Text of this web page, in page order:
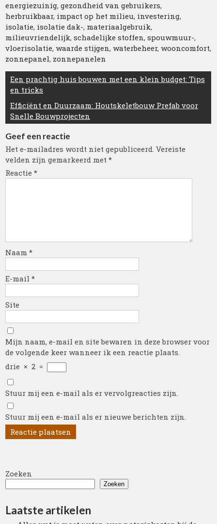
energiezuinig,gezondheid van gebruikers,
herbruikbaar, impact op het milieu, investering,
isolatie, isolatie dak-, materiaalgebruik,
milieuvriendelijk,schadelijke stoffen,spouwmuur-,
vloerisolatie,waarde stijgen,waterbeheer,wooncomfort,
zonnepanel, zonnepanelen
Berichtnavigatie
Een prachtig huis bouwen met een klein budget: Tips
en tricks
Efficiënt en Duurzaam: Houtskeletbouw Prefab voor
Snelle Bouwprojecten
Geef een reactie
Het e-mailadres wordt niet gepubliceerd. Vereiste
velden zijn gemarkeerd met*
Reactie*
Naam*
E-mail*
Site
Mijn naam, e-mail en site bewaren in deze browser voor
de volgende keer wanneer ik een reactie plaats.
drie × 2 =
Stuur mij een e-mail als er vervolgreacties zijn.
Stuur mij een e-mail als er nieuwe berichten zijn.
Zoeken
Zoeken
Laatste artikelen